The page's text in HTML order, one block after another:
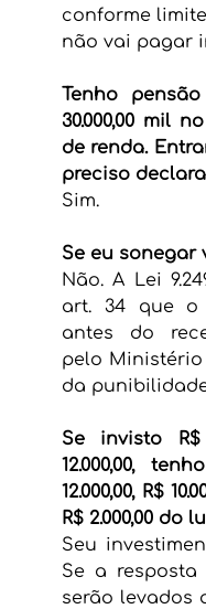
conforme
não vai pagar
Tenho
30.000,00 mil
de renda.
preciso
Sim.
Se eu sonegar
Não. A Lei
art. 34 que o
antes do
pelo
da
Se invisto R$
12.000,00,
12.000,00, R$
R$ 2.000,00 do
Seu
Se a
serão levados